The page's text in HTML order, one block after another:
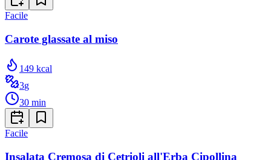
Facile
Carote glassate al miso
149 kcal
3g
30 min
Facile
Insalata Cremosa di Cetrioli all'Erba Cipollina